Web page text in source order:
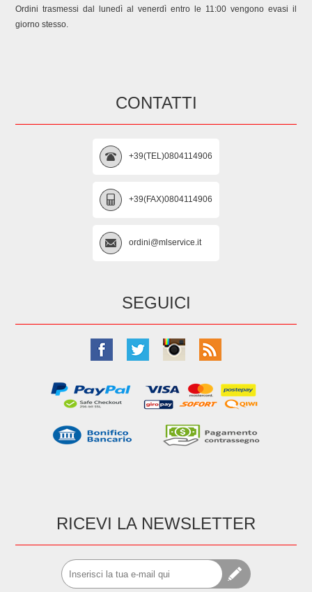
Ordini trasmessi dal lunedì al venerdì entro le 11:00 vengono evasi il
giorno stesso.
CONTATTI
+39(TEL)0804114906
+39(FAX)0804114906
ordini@mlservice.it
SEGUICI
RICEVI LA NEWSLETTER